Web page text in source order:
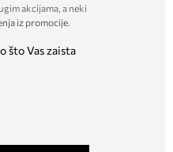
akcijama, a neki
iz promocije
što Vas zaista